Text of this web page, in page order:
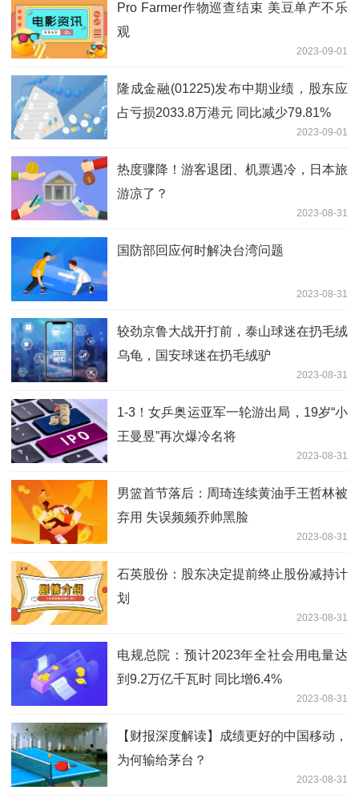
Pro Farmer作物巡查结束 美豆单产不乐
观
2023-09-01
隆成金融(01225)发布中期业绩，股东应
占亏损2033.8万港元 同比减少79.81%
2023-09-01
热度骤降！游客退团、机票遇冷，日本旅
游凉了？
2023-08-31
国防部回应何时解决台湾问题
2023-08-31
较劲京鲁大战开打前，泰山球迷在扔毛绒
乌龟，国安球迷在扔毛绒驴
2023-08-31
1-3！女乒奥运亚军一轮游出局，19岁“小
王曼昱”再次爆冷名将
2023-08-31
男篮首节落后：周琦连续黄油手王哲林被
弃用 失误频频乔帅黑脸
2023-08-31
​石英股份：股东决定提前终止股份减持计
划
2023-08-31
电规总院：预计2023年全社会用电量达
到9.2万亿千瓦时 同比增6.4%
2023-08-31
【财报深度解读】成绩更好的中国移动，
为何输给茅台？
2023-08-31